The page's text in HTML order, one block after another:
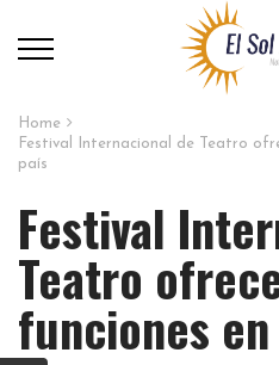
Home
Festival Internacional de Teatro
país
Festival
Teatro
funciones